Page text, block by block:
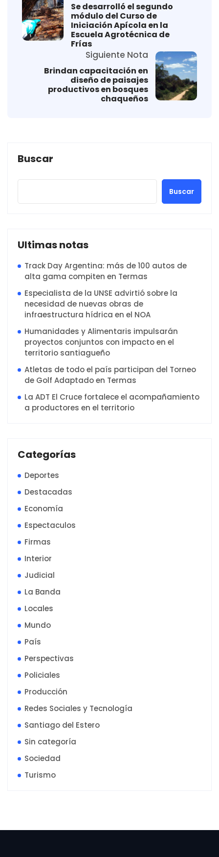
Se desarrolló el segundo
módulo del Curso de
Iniciación Apícola en la
Escuela Agrotécnica de
Frías
Siguiente Nota
Brindan capacitación en
diseño de paisajes
productivos en bosques
chaqueños
Buscar
Buscar
Ultimas notas
Track Day Argentina: más de 100 autos de
alta gama compiten en Termas
Especialista de la UNSE advirtió sobre la
necesidad de nuevas obras de
infraestructura hídrica en el NOA
Humanidades y Alimentaris impulsarán
proyectos conjuntos con impacto en el
territorio santiagueño
Atletas de todo el país participan del Torneo
de Golf Adaptado en Termas
La ADT El Cruce fortalece el acompañamiento
a productores en el territorio
Categorías
Deportes
Destacadas
Economía
Espectaculos
Firmas
Interior
Judicial
La Banda
Locales
Mundo
País
Perspectivas
Policiales
Producción
Redes Sociales y Tecnología
Santiago del Estero
Sin categoría
Sociedad
Turismo